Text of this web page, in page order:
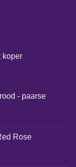
koper
- paarse
Rose